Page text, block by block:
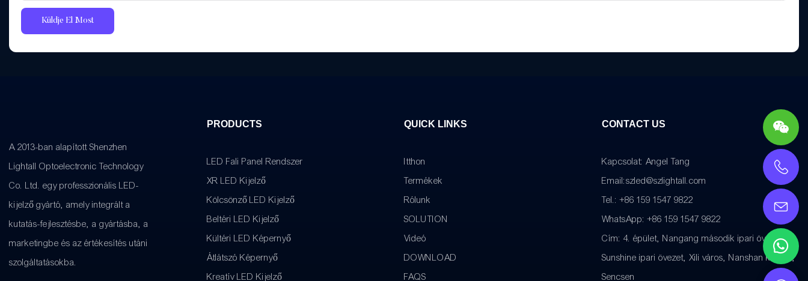
Küldje El Most
A 2013-ban alapított Shenzhen
Lightall Optoelectronic Technology
Co. Ltd. egy professzionális LED-
kijelző gyártó, amely integrált a
kutatás-fejlesztésbe, a gyártásba, a
marketingbe és az értékesítés utáni
szolgáltatásokba.
PRODUCTS
LED Fali Panel Rendszer
XR LED Kijelző
Kölcsönző LED Kijelző
Beltéri LED Kijelző
Kültéri LED Képernyő
Átlátszó Képernyő
Kreatív LED Kijelző
QUICK LINKS
Itthon
Termékek
Rólunk
SOLUTION
Videó
DOWNLOAD
FAQS
CONTACT US
Kapcsolat: Angel Tang
Email:szled@szlightall.com
Tel.: +86 159 1547 9822
WhatsApp: +86 159 1547 9822
Cím: 4. épület, Nangang második ipari övezet,
Sunshine ipari övezet, Xili város, Nanshan kerület,
Sencsen